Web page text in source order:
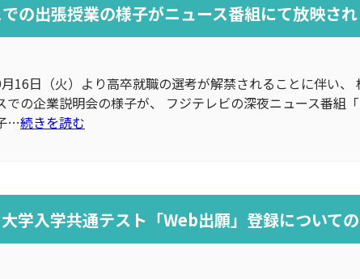
の出張授業の様子がニュース番組にて放映さ
16日（火）より高卒就職の選考が解禁されることに伴い
での企業説明会の様子が、 フジテレビの深夜ニュース番組
…続きを読む
学入学共通テスト「Web出願」登録について